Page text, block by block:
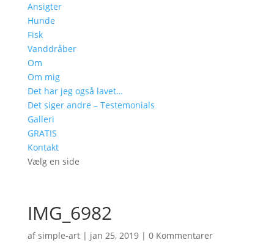
Ansigter
Hunde
Fisk
Vanddråber
Om
Om mig
Det har jeg også lavet…
Det siger andre – Testemonials
Galleri
GRATIS
Kontakt
Vælg en side
IMG_6982
afsimple-art| jan 25, 2019| 0 Kommentarer